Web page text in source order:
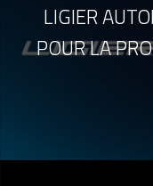
LIGIER
POUR LA